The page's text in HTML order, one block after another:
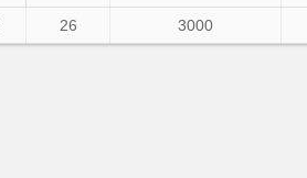
26 3000